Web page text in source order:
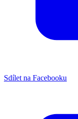
Sdílet na Facebooku